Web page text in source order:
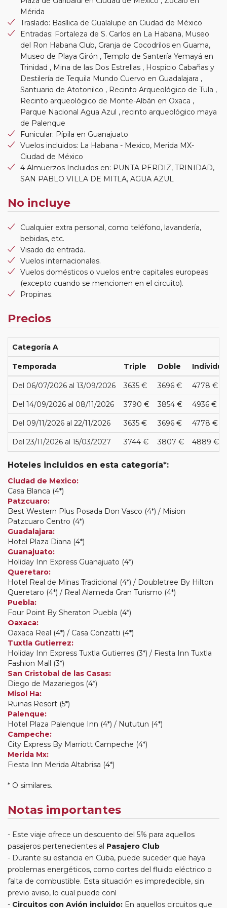
Mérida
Traslado: Basílica de Gualalupe en Ciudad de México
Entradas: Fortaleza de S. Carlos en La Habana, Museo
del Ron Habana Club, Granja de Cocodrilos en Guama,
Museo de Playa Girón , Templo de Santería Yemayá en
Trinidad , Mina de las Dos Estrellas , Hospicio Cabañas y
Destilería de Tequila Mundo Cuervo en Guadalajara ,
Santuario de Atotonilco , Recinto Arqueológico de Tula ,
Recinto arqueológico de Monte-Albán en Oxaca ,
Parque Nacional Agua Azul , recinto arqueológico maya
de Palenque
Funicular: Pípila en Guanajuato
Vuelos incluidos: La Habana - Mexico, Merida MX-
Ciudad de México
4 Almuerzos Incluidos en: PUNTA PERDIZ, TRINIDAD,
SAN PABLO VILLA DE MITLA, AGUA AZUL
No incluye
Cualquier extra personal, como teléfono, lavandería,
bebidas, etc.
Visado de entrada.
Vuelos internacionales.
Vuelos domésticos o vuelos entre capitales europeas
(excepto cuando se mencionen en el circuito).
Propinas.
Precios
Categoría A
Temporada Triple Doble
Del 06/07/2026 al 13/09/2026 3635 € 3696 € 4778 €
Del 14/09/2026 al 08/11/2026 3790 € 3854 € 4936 €
Del 09/11/2026 al 22/11/2026 3635 € 3696 € 4778 €
Del 23/11/2026 al 15/03/2027 3744 € 3807 € 4889 €
Hoteles incluidos en esta categoría*:
Ciudad de Mexico:
Casa Blanca (4*)
Patzcuaro:
Best Western Plus Posada Don Vasco (4*) / Mision
Patzcuaro Centro (4*)
Guadalajara:
Hotel Plaza Diana (4*)
Guanajuato:
Holiday Inn Express Guanajuato (4*)
Queretaro:
Hotel Real de Minas Tradicional (4*) / Doubletree By Hilton
Queretaro (4*) / Real Alameda Gran Turismo (4*)
Puebla:
Four Point By Sheraton Puebla (4*)
Oaxaca:
Oaxaca Real (4*) / Casa Conzatti (4*)
Tuxtla Gutierrez:
Holiday Inn Express Tuxtla Gutierres (3*) / Fiesta Inn Tuxtla
Fashion Mall (3*)
San Cristobal de las Casas:
Diego de Mazariegos (4*)
Misol Ha:
Ruinas Resort (5*)
Palenque:
Hotel Plaza Palenque Inn (4*) / Nututun (4*)
Campeche:
City Express By Marriott Campeche (4*)
Merida Mx:
Fiesta Inn Merida Altabrisa (4*)
* O similares.
Notas importantes
Este viaje ofrece un descuento del 5% para aquellos
pasajeros pertenecientes al Pasajero Club
Durante su estancia en Cuba, puede suceder que haya
problemas energéticos, como cortes del fluido eléctrico o
falta de combustible. Esta situación es impredecible, sin
previo aviso, lo cual puede conl
Circuitos con Avión incluido: En aquellos circuitos que